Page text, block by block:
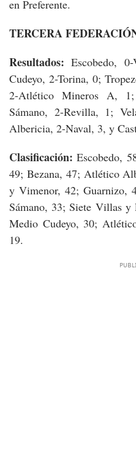
en Preferente.
TERCERA
Resultados:Escobedo,
Cudeyo, 2-Torina, 0;
2-Atlético Mineros A,
Sámano, 2-Revilla, 1;
Albericia, 2-Naval, 3, y
Clasificación:Escobedo,
49; Bezana, 47; Atlético
y Vimenor, 42; Guarnizo,
Sámano, 33; Siete Villas
Medio Cudeyo, 30;
19.